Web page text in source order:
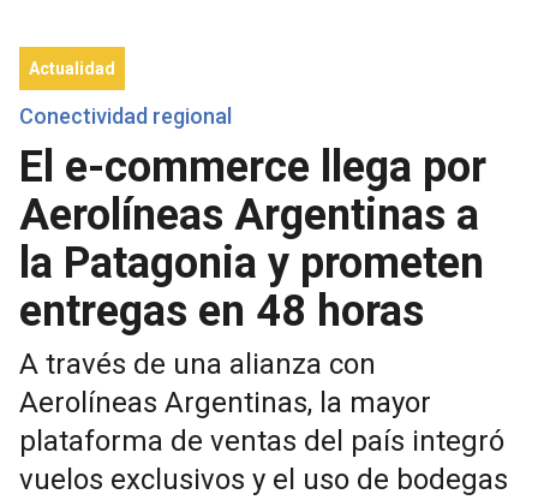
Actualidad
Conectividad regional
El e-commerce llega por
Aerolíneas Argentinas a
la Patagonia y prometen
entregas en 48 horas
A través de una alianza con
Aerolíneas Argentinas, la mayor
plataforma de ventas del país integró
vuelos exclusivos y el uso de bodegas